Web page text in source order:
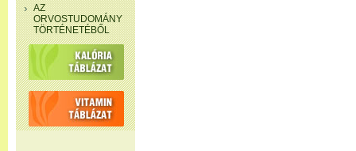
AZ
ORVOSTUDOMÁNY
TÖRTÉNETÉBŐL